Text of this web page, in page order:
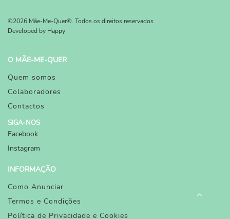
©2026 Mãe-Me-Quer®. Todos os direitos reservados.
Developed by Happy
O MÃE-ME-QUER
Quem somos
Colaboradores
Contactos
SIGA-NOS
Facebook
Instagram
INFORMAÇÃO
Como Anunciar
Termos e Condições
Política de Privacidade e Cookies